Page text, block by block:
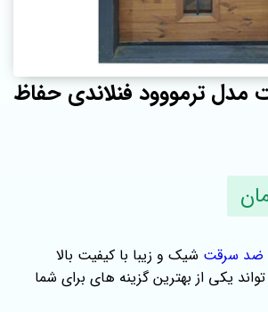
ترمووود فنلاندی حفاظ
ضد سرقت شیک و زیبا با کیفیت بالا
یکی از بهترین گزینه های برای شما